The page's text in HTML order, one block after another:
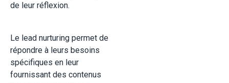
de leur réflexion.
Le lead nurturing permet de
répondre à leurs besoins
spécifiques en leur
fournissant des contenus